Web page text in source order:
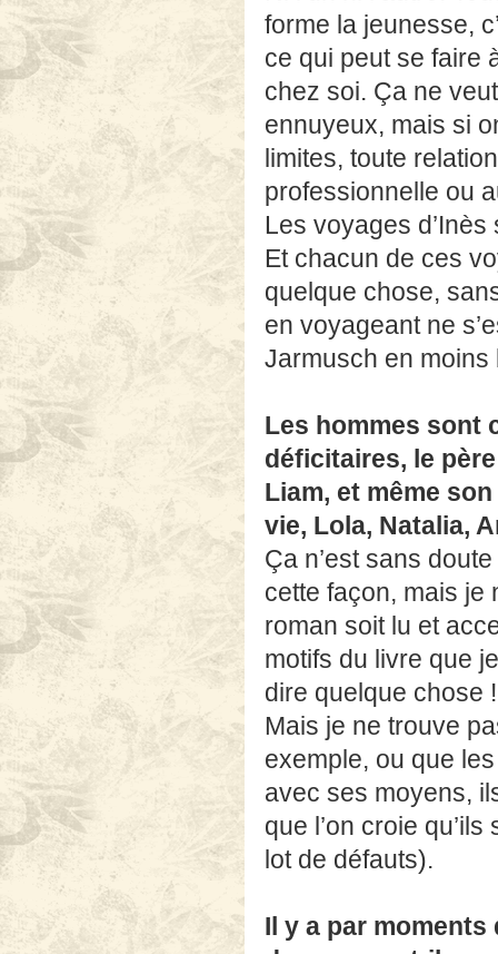
forme la jeunesse,
ce qui peut se faire
chez soi. Ça ne
ennuyeux, mais si
limites, toute
professionnelle ou
Les voyages
Et chacun de ces
quelque chose,
en voyageant ne
Jarmusch en moins
Les hommes sont
déficitaires, le
Liam, et même
vie, Lola, Natalia,
Ça n’est sans
cette façon, mais je
roman soit lu et
motifs du livre que
dire quelque chose !
Mais je ne trouve
exemple, ou que
avec ses moyens,
que l’on croie
lot de défauts).
Il y a par